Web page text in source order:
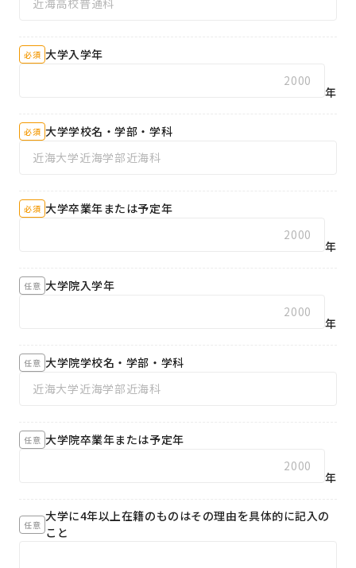
必須 大学入学年
年
必須 大学学校名・学部・学科
必須 大学卒業年または予定年
年
任意 大学院入学年
年
任意 大学院学校名・学部・学科
任意 大学院卒業年または予定年
年
任意
大学に4年以上在籍のものはその理由を具体的に記入の
こと